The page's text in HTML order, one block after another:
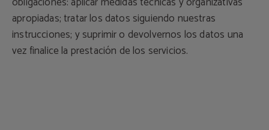
apropiadas; tratar los datos siguiendo nuestras
instrucciones; y suprimir o devolvernos los datos una
vez finalice la prestación de los servicios.